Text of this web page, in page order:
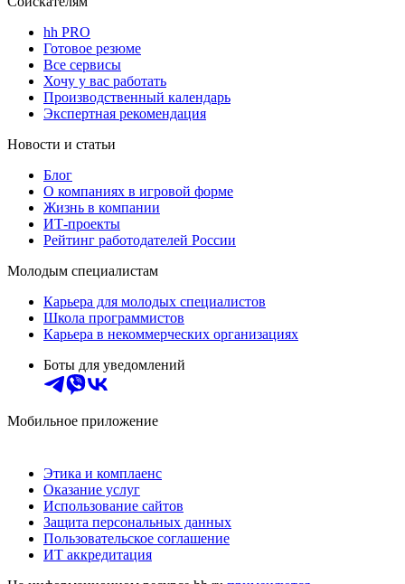
hh PRO
Готовое резюме
Все сервисы
Хочу у вас работать
Производственный календарь
Экспертная рекомендация
Новости и статьи
Блог
О компаниях в игровой форме
Жизнь в компании
ИТ-проекты
Рейтинг работодателей России
Молодым специалистам
Карьера для молодых специалистов
Школа программистов
Карьера в некоммерческих организациях
Боты для уведомлений
Мобильное приложение
Этика и комплаенс
Оказание услуг
Использование сайтов
Защита персональных данных
Пользовательское соглашение
ИТ аккредитация